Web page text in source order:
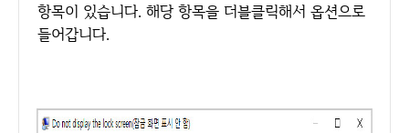
항목이 있습니다. 해당 항목을 더블클릭해서 옵션으로
들어갑니다.